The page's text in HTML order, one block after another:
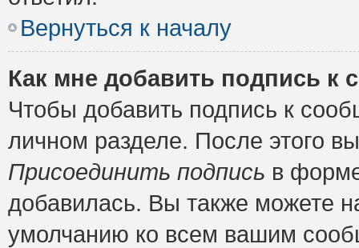
Вернуться к началу
Как мне добавить подпись к
Чтобы добавить подпись к
личном разделе. После этого
Присоединить подпись в
добавилась. Вы также можете
умолчанию ко всем вашим